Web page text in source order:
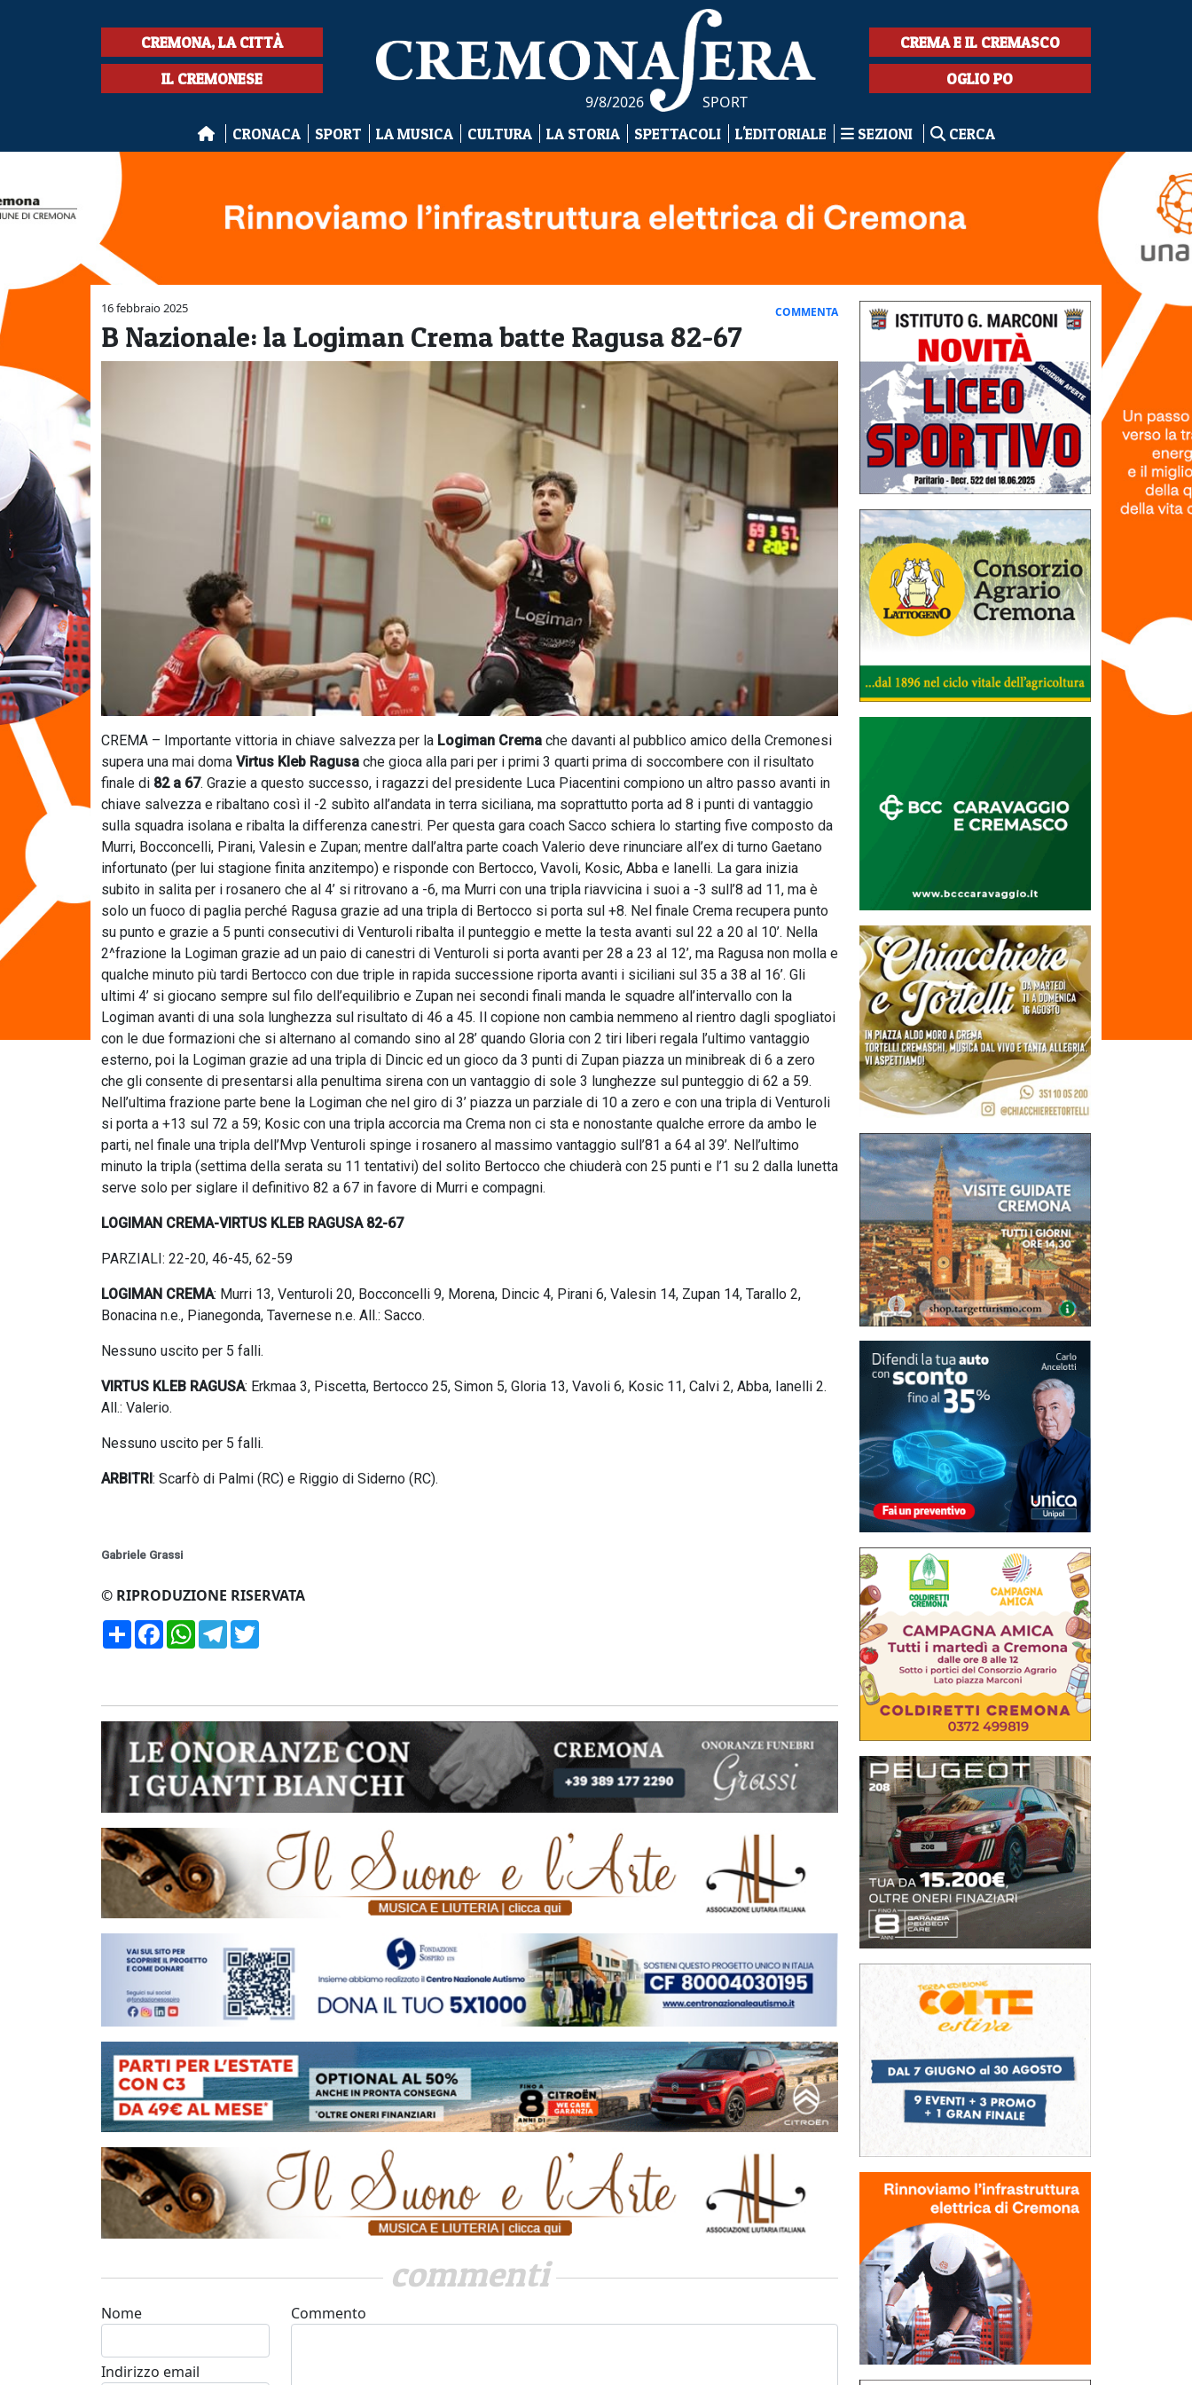
CREMONA, LA CITTÀ
IL CREMONESE
9/8/2026 SPORT
CREMA E IL CREMASCO
OGLIO PO
CRONACA SPORT LA MUSICA CULTURA LA STORIA SPETTACOLI L'EDITORIALE SEZIONI CERCA
16 febbraio 2025 COMMENTA
B Nazionale: la Logiman Crema batte Ragusa 82-67
CREMA – Importante vittoria in chiave salvezza per la Logiman Crema che davanti al pubblico amico della Cremonesi
supera una mai doma Virtus Kleb Ragusa che gioca alla pari per i primi 3 quarti prima di soccombere con il risultato
finale di 82 a 67. Grazie a questo successo, i ragazzi del presidente Luca Piacentini compiono un altro passo avanti in
chiave salvezza e ribaltano così il -2 subìto all’andata in terra siciliana, ma soprattutto porta ad 8 i punti di vantaggio
sulla squadra isolana e ribalta la differenza canestri. Per questa gara coach Sacco schiera lo starting five composto da
Murri, Bocconcelli, Pirani, Valesin e Zupan; mentre dall’altra parte coach Valerio deve rinunciare all’ex di turno Gaetano
infortunato (per lui stagione finita anzitempo) e risponde con Bertocco, Vavoli, Kosic, Abba e Ianelli. La gara inizia
subito in salita per i rosanero che al 4’ si ritrovano a -6, ma Murri con una tripla riavvicina i suoi a -3 sull’8 ad 11, ma è
solo un fuoco di paglia perché Ragusa grazie ad una tripla di Bertocco si porta sul +8. Nel finale Crema recupera punto
su punto e grazie a 5 punti consecutivi di Venturoli ribalta il punteggio e mette la testa avanti sul 22 a 20 al 10’. Nella
2^frazione la Logiman grazie ad un paio di canestri di Venturoli si porta avanti per 28 a 23 al 12’, ma Ragusa non molla e
qualche minuto più tardi Bertocco con due triple in rapida successione riporta avanti i siciliani sul 35 a 38 al 16’. Gli
ultimi 4’ si giocano sempre sul filo dell’equilibrio e Zupan nei secondi finali manda le squadre all’intervallo con la
Logiman avanti di una sola lunghezza sul risultato di 46 a 45. Il copione non cambia nemmeno al rientro dagli spogliatoi
con le due formazioni che si alternano al comando sino al 28’ quando Gloria con 2 tiri liberi regala l’ultimo vantaggio
esterno, poi la Logiman grazie ad una tripla di Dincic ed un gioco da 3 punti di Zupan piazza un minibreak di 6 a zero
che gli consente di presentarsi alla penultima sirena con un vantaggio di sole 3 lunghezze sul punteggio di 62 a 59.
Nell’ultima frazione parte bene la Logiman che nel giro di 3’ piazza un parziale di 10 a zero e con una tripla di Venturoli
si porta a +13 sul 72 a 59; Kosic con una tripla accorcia ma Crema non ci sta e nonostante qualche errore da ambo le
parti, nel finale una tripla dell’Mvp Venturoli spinge i rosanero al massimo vantaggio sull’81 a 64 al 39’. Nell’ultimo
minuto la tripla (settima della serata su 11 tentativi) del solito Bertocco che chiuderà con 25 punti e l’1 su 2 dalla lunetta
serve solo per siglare il definitivo 82 a 67 in favore di Murri e compagni.
LOGIMAN CREMA-VIRTUS KLEB RAGUSA 82-67
PARZIALI: 22-20, 46-45, 62-59
LOGIMAN CREMA: Murri 13, Venturoli 20, Bocconcelli 9, Morena, Dincic 4, Pirani 6, Valesin 14, Zupan 14, Tarallo 2,
Bonacina n.e., Pianegonda, Tavernese n.e. All.: Sacco.
Nessuno uscito per 5 falli.
VIRTUS KLEB RAGUSA: Erkmaa 3, Piscetta, Bertocco 25, Simon 5, Gloria 13, Vavoli 6, Kosic 11, Calvi 2, Abba, Ianelli 2.
All.: Valerio.
Nessuno uscito per 5 falli.
ARBITRI: Scarfò di Palmi (RC) e Riggio di Siderno (RC).
Gabriele Grassi
© RIPRODUZIONE RISERVATA
CondividiFacebookWhatsApp
Telegram
commenti
Nome
Indirizzo email
Commento